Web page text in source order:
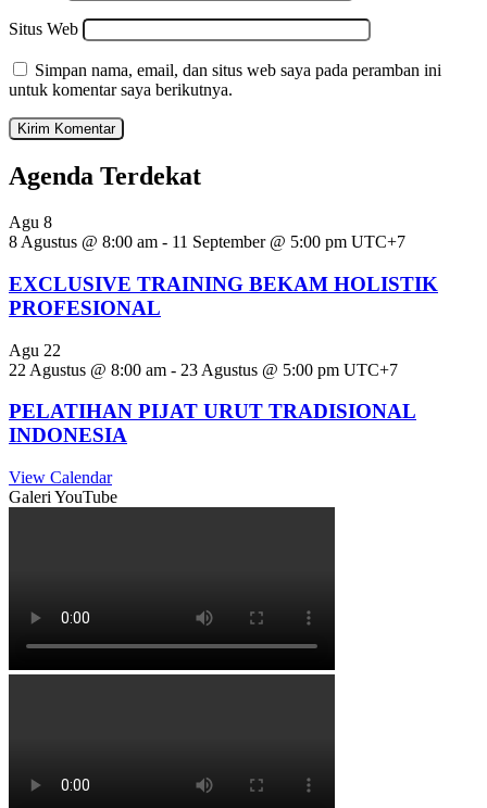
Situs Web
Simpan nama, email, dan situs web saya pada peramban ini
untuk komentar saya berikutnya.
Agenda Terdekat
Agu 8
8 Agustus @ 8:00 am - 11 September @ 5:00 pm UTC+7
EXCLUSIVE TRAINING BEKAM HOLISTIK
PROFESIONAL
Agu 22
22 Agustus @ 8:00 am - 23 Agustus @ 5:00 pm UTC+7
PELATIHAN PIJAT URUT TRADISIONAL
INDONESIA
View Calendar
Galeri YouTube